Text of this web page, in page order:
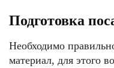
Подготовка
Необходимо
материал, для этого